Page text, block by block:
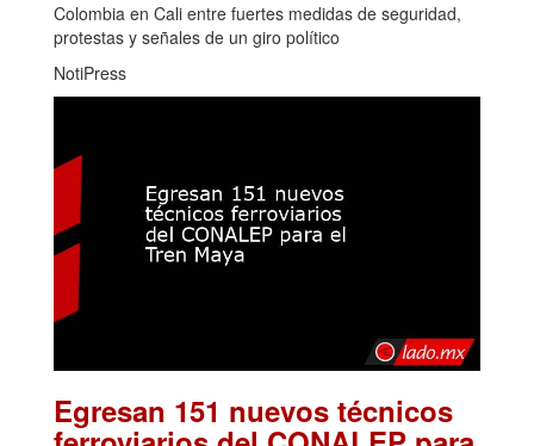
Colombia en Cali entre fuertes medidas de seguridad,
protestas y señales de un giro político
NotiPress
Egresan 151 nuevos técnicos